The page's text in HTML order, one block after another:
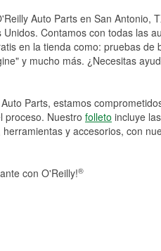
Auto Parts en San Antonio,
Unidos. Contamos con todas las
en la tienda como: pruebas
y mucho más. ¿Necesitas
Parts, estamos
proceso. Nuestro folleto incluye
y accesorios, con
con O'Reilly!®